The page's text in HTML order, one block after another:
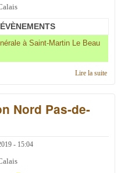
ÉVÈNEMENTS
à Saint-Martin Le Beau
Lire la suitede
Nord Pas-de-
- 15:04